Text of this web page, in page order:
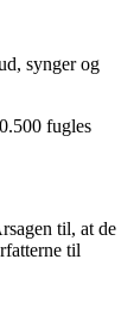
synger og
fugles
til, at de
til